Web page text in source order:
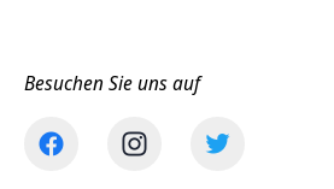
Besuchen Sie uns auf